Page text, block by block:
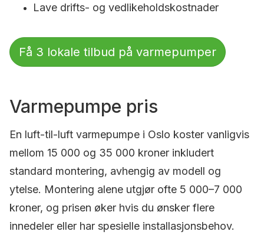
Lave drifts- og vedlikeholdskostnader
Få 3 lokale tilbud på varmepumper
Varmepumpe pris
En luft-til-luft varmepumpe i Oslo koster vanligvis
mellom 15 000 og 35 000 kroner inkludert
standard montering, avhengig av modell og
ytelse. Montering alene utgjør ofte 5 000–7 000
kroner, og prisen øker hvis du ønsker flere
innedeler eller har spesielle installasjonsbehov.